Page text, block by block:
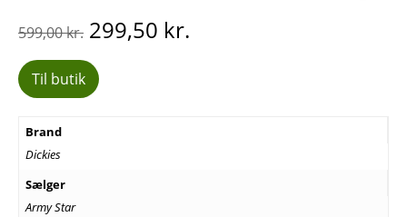
599,00kr. Den
oprindelige
pris
var:
599,00 kr..
299,50 kr.
Til butik
Brand
Dickies
Sælger
Army Star